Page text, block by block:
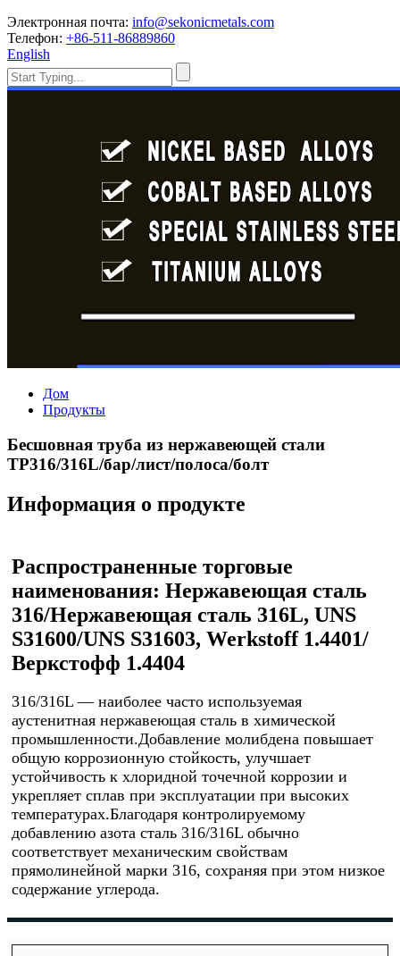
Электронная почта: info@sekonicmetals.com
Телефон: +86-511-86889860
English
Дом
Продукты
Бесшовная труба из нержавеющей стали
TP316/316L/бар/лист/полоса/болт
Информация о продукте
Распространенные торговые
наименования: Нержавеющая сталь
316/Нержавеющая сталь 316L, UNS
S31600/UNS S31603, Werkstoff 1.4401/
Веркстофф 1.4404
316/316L — наиболее часто используемая
аустенитная нержавеющая сталь в химической
промышленности.Добавление молибдена повышает
общую коррозионную стойкость, улучшает
устойчивость к хлоридной точечной коррозии и
укрепляет сплав при эксплуатации при высоких
температурах.Благодаря контролируемому
добавлению азота сталь 316/316L обычно
соответствует механическим свойствам
прямолинейной марки 316, сохраняя при этом низкое
содержание углерода.